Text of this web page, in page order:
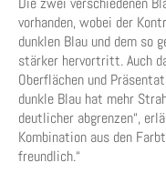
vorhanden, wobei der
dunklen Blau und dem so
stärker hervortritt. Auch
Oberflächen und
dunkle Blau hat mehr
deutlicher abgrenzen“,
Kombination aus den
freundlich.“